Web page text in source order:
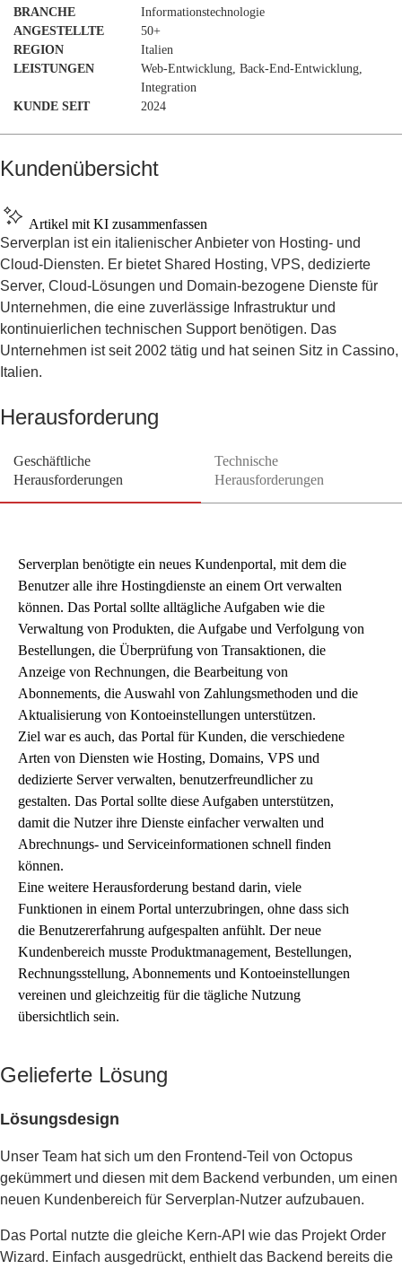
BRANCHE
Informationstechnologie
ANGESTELLTE
50+
REGION
Italien
LEISTUNGEN
Web-Entwicklung, Back-End-Entwicklung,
Integration
KUNDE SEIT
2024
Kundenübersicht
Artikel mit KI zusammenfassen
Serverplan ist ein italienischer Anbieter von Hosting- und
Cloud-Diensten. Er bietet Shared Hosting, VPS, dedizierte
Server, Cloud-Lösungen und Domain-bezogene Dienste für
Unternehmen, die eine zuverlässige Infrastruktur und
kontinuierlichen technischen Support benötigen. Das
Unternehmen ist seit 2002 tätig und hat seinen Sitz in Cassino,
Italien.
Herausforderung
Geschäftliche
Herausforderungen
Technische
Herausforderungen
Serverplan benötigte ein neues Kundenportal, mit dem die
Benutzer alle ihre Hostingdienste an einem Ort verwalten
können. Das Portal sollte alltägliche Aufgaben wie die
Verwaltung von Produkten, die Aufgabe und Verfolgung von
Bestellungen, die Überprüfung von Transaktionen, die
Anzeige von Rechnungen, die Bearbeitung von
Abonnements, die Auswahl von Zahlungsmethoden und die
Aktualisierung von Kontoeinstellungen unterstützen.
Ziel war es auch, das Portal für Kunden, die verschiedene
Arten von Diensten wie Hosting, Domains, VPS und
dedizierte Server verwalten, benutzerfreundlicher zu
gestalten. Das Portal sollte diese Aufgaben unterstützen,
damit die Nutzer ihre Dienste einfacher verwalten und
Abrechnungs- und Serviceinformationen schnell finden
können.
Eine weitere Herausforderung bestand darin, viele
Funktionen in einem Portal unterzubringen, ohne dass sich
die Benutzererfahrung aufgespalten anfühlt. Der neue
Kundenbereich musste Produktmanagement, Bestellungen,
Rechnungsstellung, Abonnements und Kontoeinstellungen
vereinen und gleichzeitig für die tägliche Nutzung
übersichtlich sein.
Gelieferte Lösung
Lösungsdesign
Unser Team hat sich um den Frontend-Teil von Octopus
gekümmert und diesen mit dem Backend verbunden, um einen
neuen Kundenbereich für Serverplan-Nutzer aufzubauen.
Das Portal nutzte die gleiche Kern-API wie das Projekt Order
Wizard. Einfach ausgedrückt, enthielt das Backend bereits die